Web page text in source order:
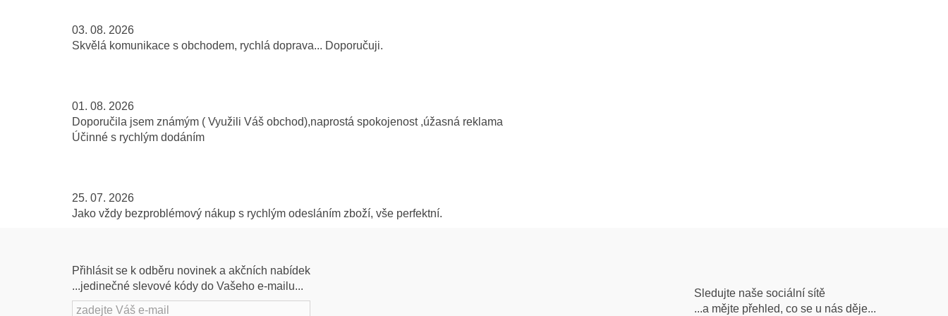
03. 08. 2026
Skvělá komunikace s obchodem, rychlá doprava... Doporučuji.
01. 08. 2026
Doporučila jsem známým ( Využili Váš obchod),naprostá spokojenost ,úžasná reklama
Účinné s rychlým dodáním
25. 07. 2026
Jako vždy bezproblémový nákup s rychlým odesláním zboží, vše perfektní.
Přihlásit se k odběru novinek a akčních nabídek
...jedinečné slevové kódy do Vašeho e-mailu...
Následujte
Sledujte naše sociální sítě
...a mějte přehled, co se u nás děje...